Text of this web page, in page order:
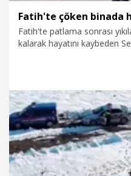
Fatih'te patlama sonrası
kalarak hayatını kaybeden
23.03.2026 Gündem